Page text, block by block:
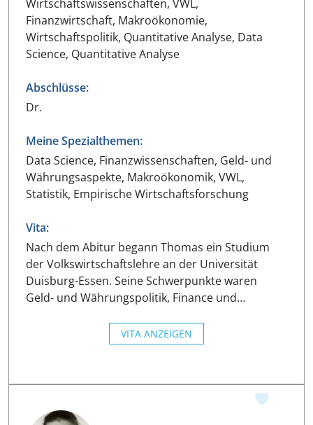
Wirtschaftswissenschaften, VWL,
Finanzwirtschaft, Makroökonomie,
Wirtschaftspolitik, Quantitative Analyse, Data
Science, Quantitative Analyse
Abschlüsse:
Dr.
Meine Spezialthemen:
Data Science, Finanzwissenschaften, Geld- und
Währungsaspekte, Makroökonomik, VWL,
Statistik, Empirische Wirtschaftsforschung
Vita:
Nach dem Abitur begann Thomas ein Studium
der Volkswirtschaftslehre an der Universität
Duisburg-Essen. Seine Schwerpunkte waren
Geld- und Währungspolitik, Finance und…
VITA ANZEIGEN